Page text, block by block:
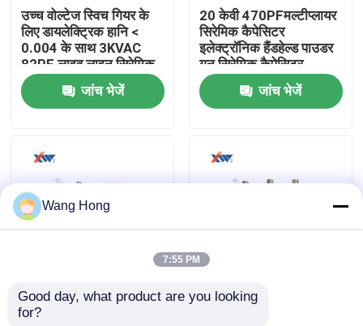
हमारे बारे में
कारखाना भ्रमण
गुणवत्ता नियंत्रण
संपर्क करें
एक उद्धरण की विनती करे
उच्च वोल्टेज सिरेमिक संधारित्र
हाई वोल्टेज डोरकनॉब कैपेसिटर
उच्च वोल्टेज स्विच गियर के
लिए डायलेक्ट्रिक हानि <
0.004 के साथ 3KVAC
82PF लाइव लाइन सिरेमिक
कैपेसिटर
जांच भेजें
20 केवी 470PFमल्टीप्लायर
सिरेमिक कैपेसिटर
इलेक्ट्रॉनिक हैंडहेल्ड पाउडर
गन सिरेमिक कैपेसिटर
इंटीग्रेटेड वोल्टेज डबलर
जांच भेजें
स्विच गियर के लिए 15kv AC
75pF हाई वोल्ट लाइव लाइन
12KV 125pF उच्च वोल्टेज
Wang Hong
7:55 PM
Good day, what product are you looking
for?